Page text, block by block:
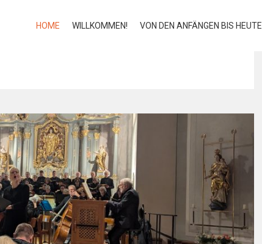
HOME WILLKOMMEN! VON DEN ANFÄNGEN BIS HEUTE